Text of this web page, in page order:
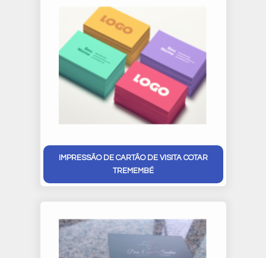
IMPRESSÃO DE CARTÃO DE VISITA COTAR
TREMEMBÉ